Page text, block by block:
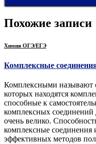
Похожие записи
Химия ОГЭ/ЕГЭ
Комплексные
Комплексными называют
которых находятся
способные к
комплексных соединений
очень велико.
комплексные соединения
эффективных методов